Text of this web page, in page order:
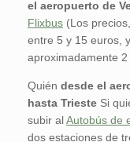
el aeropuerto de
Flixbus (Los
entre 5 y 15 euros,
aproximadamente 2
Quién desde el
hasta Trieste Si
subir alAutobús de
dos estaciones de